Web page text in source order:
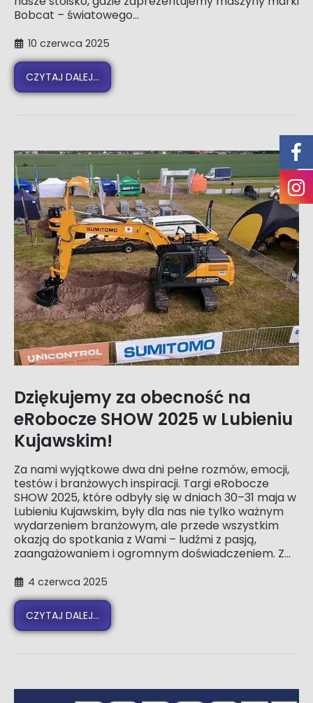
Bobcat – światowego...
10 czerwca 2025
CZYTAJ DALEJ...
Dziękujemy za obecność na
eRobocze SHOW 2025 w Lubieniu
Kujawskim!
Za nami wyjątkowe dwa dni pełne rozmów, emocji,
testów i branżowych inspiracji. Targi eRobocze
SHOW 2025, które odbyły się w dniach 30–31 maja w
Lubieniu Kujawskim, były dla nas nie tylko ważnym
wydarzeniem branżowym, ale przede wszystkim
okazją do spotkania z Wami – ludźmi z pasją,
zaangażowaniem i ogromnym doświadczeniem. Z...
4 czerwca 2025
CZYTAJ DALEJ...